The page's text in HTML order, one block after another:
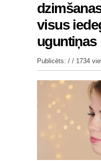
visus
uguntiņas
Publicēts: / / 1734